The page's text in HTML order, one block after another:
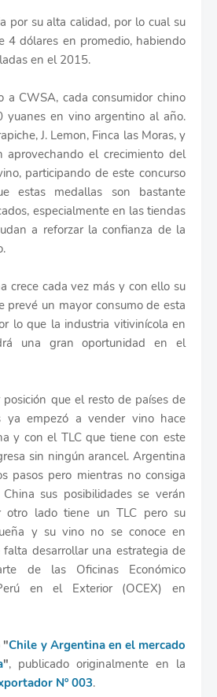
por su alta calidad, por lo cual su
4 dólares en promedio, habiendo
en el 2015.
a CWSA, cada consumidor chino
yuanes en vino argentino al año.
J. Lemon, Finca las Moras, y
aprovechando el crecimiento del
participando de este concurso
estas medallas son bastante
especialmente en las tiendas
a reforzar la confianza de la
crece cada vez más y con ello su
prevé un mayor consumo de esta
lo que la industria vitivinícola en
una gran oportunidad en el
que el resto de países de
ya empezó a vender vino hace
y con el TLC que tiene con este
sin ningún arancel. Argentina
pasos pero mientras no consiga
sus posibilidades se verán
otro lado tiene un TLC pero su
y su vino no se conoce en
desarrollar una estrategia de
de las Oficinas Económico
en el Exterior (OCEX) en
"Chile y Argentina en el mercado
", publicado originalmente en la
Nº 003.